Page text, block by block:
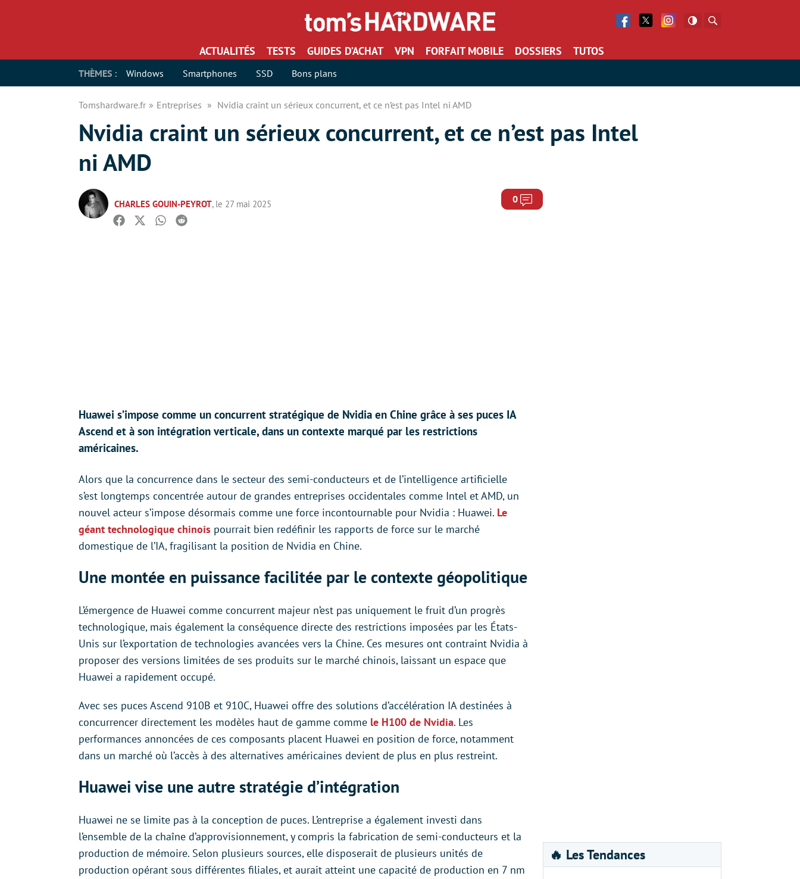
Facebook
Twitter Facebook
ACTUALITÉS TESTS GUIDES D’ACHAT VPN FORFAIT MOBILE DOSSIERS TUTOS
THÈMES : Windows Smartphones SSD Bons plans
Tomshardware.fr Entreprises Nvidia craint un sérieux concurrent, et ce n’est pas Intel ni AMD
Nvidia craint un sérieux concurrent, et ce n’est pas Intel
ni AMD
CHARLES GOUIN-PEYROT, le 27 mai 2025 0 Commentaires
Facebook
TwitterWhatsapp
Reddit
Huawei s’impose comme un concurrent stratégique de Nvidia en Chine grâce à ses puces IA
Ascend et à son intégration verticale, dans un contexte marqué par les restrictions
américaines.
Alors que la concurrence dans le secteur des semi-conducteurs et de l’intelligence artificielle
s’est longtemps concentrée autour de grandes entreprises occidentales comme Intel et AMD, un
nouvel acteur s’impose désormais comme une force incontournable pour Nvidia : Huawei. Le
géant technologique chinois pourrait bien redéfinir les rapports de force sur le marché
domestique de l’IA, fragilisant la position de Nvidia en Chine.
Une montée en puissance facilitée par le contexte géopolitique
L’émergence de Huawei comme concurrent majeur n’est pas uniquement le fruit d’un progrès
technologique, mais également la conséquence directe des restrictions imposées par les États-
Unis sur l’exportation de technologies avancées vers la Chine. Ces mesures ont contraint Nvidia à
proposer des versions limitées de ses produits sur le marché chinois, laissant un espace que
Huawei a rapidement occupé.
Avec ses puces Ascend 910B et 910C, Huawei offre des solutions d’accélération IA destinées à
concurrencer directement les modèles haut de gamme comme le H100 de Nvidia. Les
performances annoncées de ces composants placent Huawei en position de force, notamment
dans un marché où l’accès à des alternatives américaines devient de plus en plus restreint.
Huawei vise une autre stratégie d’intégration
Huawei ne se limite pas à la conception de puces. L’entreprise a également investi dans
l’ensemble de la chaîne d’approvisionnement, y compris la fabrication de semi-conducteurs et la
production de mémoire. Selon plusieurs sources, elle disposerait de plusieurs unités de
production opérant sous différentes filiales, et aurait atteint une capacité de production en 7 nm
🔥 Les Tendances